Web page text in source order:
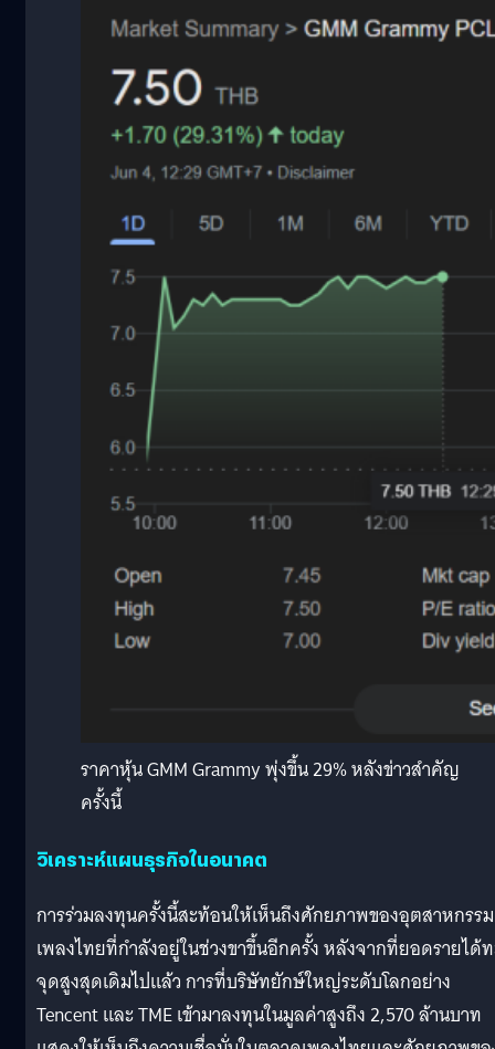
ราคาหุ้น GMM Grammy พุ่งขึ้น 29% หลังข่าวสำคัญ
ครั้งนี้
วิเคราะห์แผนธุรกิจในอนาคต
การร่วมลงทุนครั้งนี้สะท้อนให้เห็นถึงศักยภาพของอุตสาหกรรม
เพลงไทยที่กำลังอยู่ในช่วงขาขึ้นอีกครั้ง หลังจากที่ยอดรายได้
จุดสูงสุดเดิมไปแล้ว การที่บริษัทยักษ์ใหญ่ระดับโลกอย่าง
Tencent และ TME เข้ามาลงทุนในมูลค่าสูงถึง 2,570 ล้านบาท